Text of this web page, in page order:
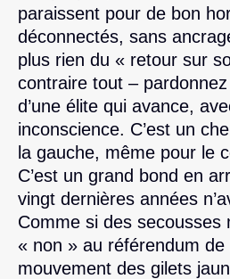
paraissent pour de bon
déconnectés, sans
plus rien du « retour sur
contraire tout –
d’une élite qui avance,
inconscience. C’est un
la gauche, même pour le
C’est un grand bond en
vingt dernières années
Comme si des secousses
« non » au référendum de
mouvement des gilets